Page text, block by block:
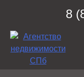
content
8
ЦЕХ
Агентство